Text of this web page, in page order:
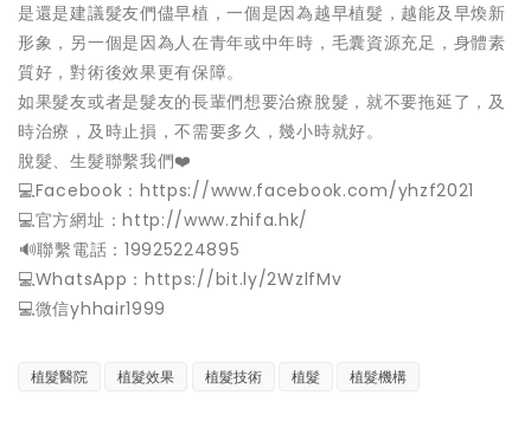
是還是建議髮友們儘早植，一個是因為越早植髮，越能及早煥新
形象，另一個是因為人在青年或中年時，毛囊資源充足，身體素
質好，對術後效果更有保障。
如果髮友或者是髮友的長輩們想要治療脫髮，就不要拖延了，及
時治療，及時止損，不需要多久，幾小時就好。
脫髮、生髮聯繫我們❤️
💻Facebook：https://www.facebook.com/yhzf2021
💻官方網址：http://www.zhifa.hk/
️🔊聯繫電話：19925224895
💻WhatsApp：https://bit.ly/2WzlfMv
💻微信yhhair1999
植髮醫院 植髮效果 植髮技術 植髮 植髮機構